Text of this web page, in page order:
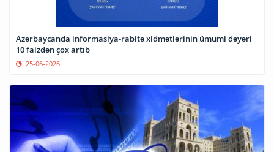
Azərbaycanda informasiya-rabitə xidmətlərinin ümumi dəyəri
10 faizdən çox artıb
25-06-2026